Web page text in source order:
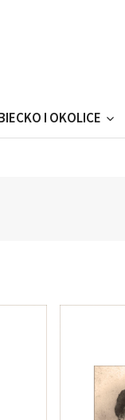
I OKOLICE